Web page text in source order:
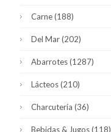
Carne(188)
Del Mar(202)
Abarrotes(1287)
Lácteos(210)
Charcutería (36)
Bebidas & Jugos(118)